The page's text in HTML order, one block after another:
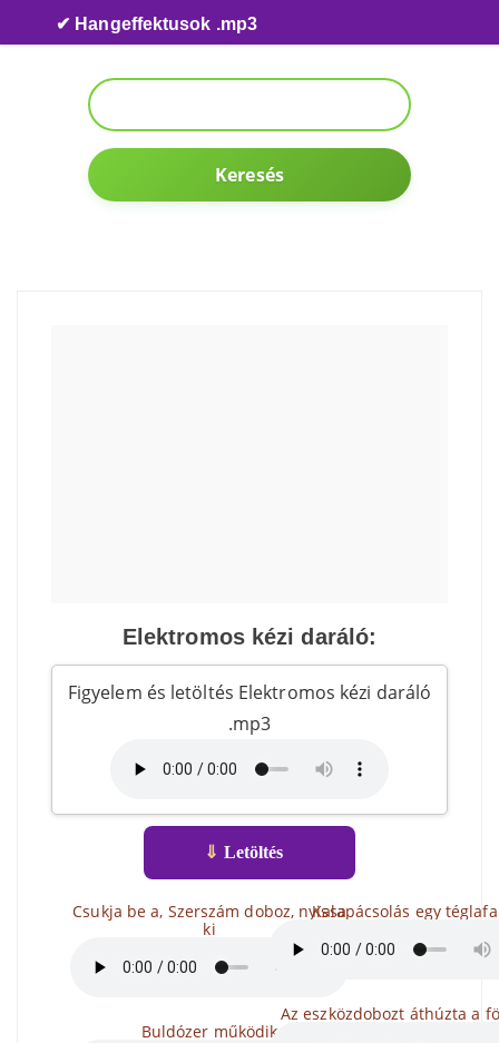
Skip to content
✔ Hangeffektusok .mp3
Keresés
Elektromos kézi daráló:
Figyelem és letöltés Elektromos kézi daráló
.mp3
⇓ Letöltés
Csukja be a, Szerszám doboz, nyissa
ki
Buldózer működik
Kalapácsolás egy
Az eszközdobozt áthúzta a